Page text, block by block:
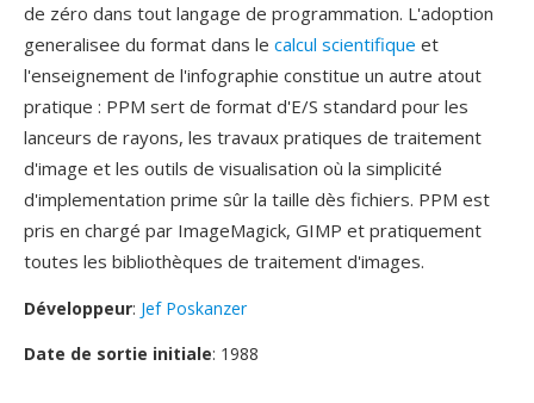
de zéro dans tout langage de programmation. L'adoption
generalisee du format dans le calcul scientifique et
l'enseignement de l'infographie constitue un autre atout
pratique : PPM sert de format d'E/S standard pour les
lanceurs de rayons, les travaux pratiques de traitement
d'image et les outils de visualisation où la simplicité
d'implementation prime sûr la taille dès fichiers. PPM est
pris en chargé par ImageMagick, GIMP et pratiquement
toutes les bibliothèques de traitement d'images.
Développeur: Jef Poskanzer
Date de sortie initiale: 1988